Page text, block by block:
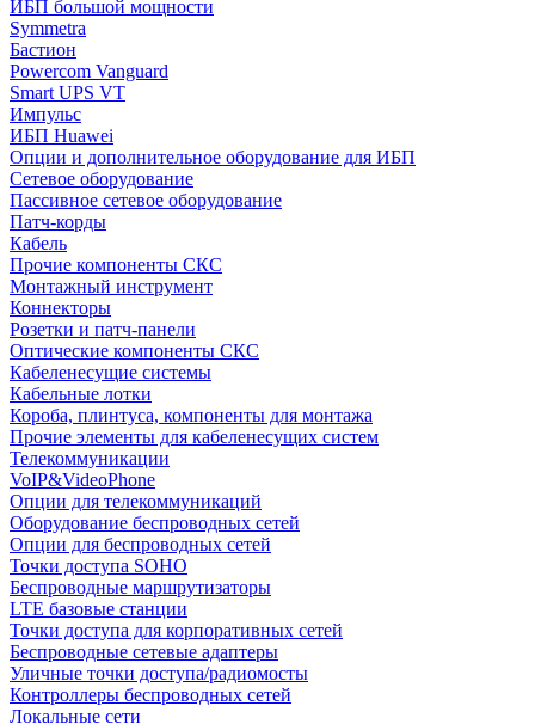
ИБП большой мощности
Symmetra
Бастион
Powercom Vanguard
Smart UPS VT
Импульс
ИБП Huawei
Опции и дополнительное оборудование для ИБП
Сетевое оборудование
Пассивное сетевое оборудование
Патч-корды
Кабель
Прочие компоненты СКС
Монтажный инструмент
Коннекторы
Розетки и патч-панели
Оптические компоненты СКС
Кабеленесущие системы
Кабельные лотки
Короба, плинтуса, компоненты для монтажа
Прочие элементы для кабеленесущих систем
Телекоммуникации
VoIP&VideoPhone
Опции для телекоммуникаций
Оборудование беспроводных сетей
Опции для беспроводных сетей
Точки доступа SOHO
Беспроводные маршрутизаторы
LTE базовые станции
Точки доступа для корпоративных сетей
Беспроводные сетевые адаптеры
Уличные точки доступа/радиомосты
Контроллеры беспроводных сетей
Локальные сети